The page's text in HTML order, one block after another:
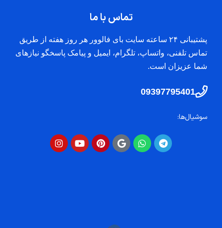
تماس با ما
پشتیبانی ۲۴ ساعته سایت بای فالوور هر روز هفته از طریق
تماس تلفنی، واتساپ، تلگرام، ایمیل و پیامک پاسخگو نیازهای
شما عزیزان است.
09397795401
سوشیال‌ها: